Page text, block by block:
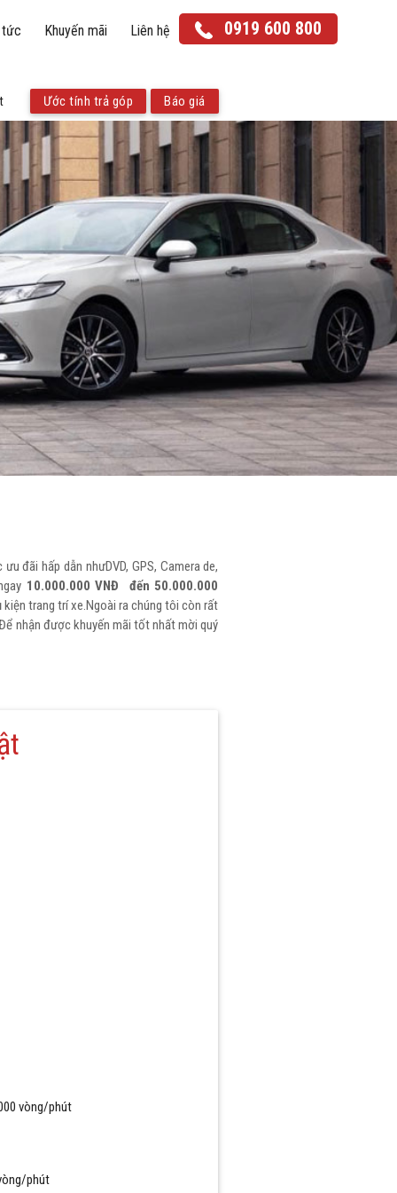
0919 600 800
Yaris Cross Corolla Cross
Land Cruiser Prado Land Cruiser
tức Khuyến mãi Liên hệ
Báo giá
Ước tính trả góp
ưu đãi hấp dẫn nhưDVD, GPS, Camera de,
10.000.000 VNĐ đến 50.000.000
trang trí xe.Ngoài ra chúng tôi còn rất
nhận được khuyến mãi tốt nhất mời quý
vòng/phút
phút